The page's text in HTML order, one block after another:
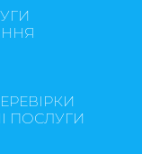
ПОСЛУГИ